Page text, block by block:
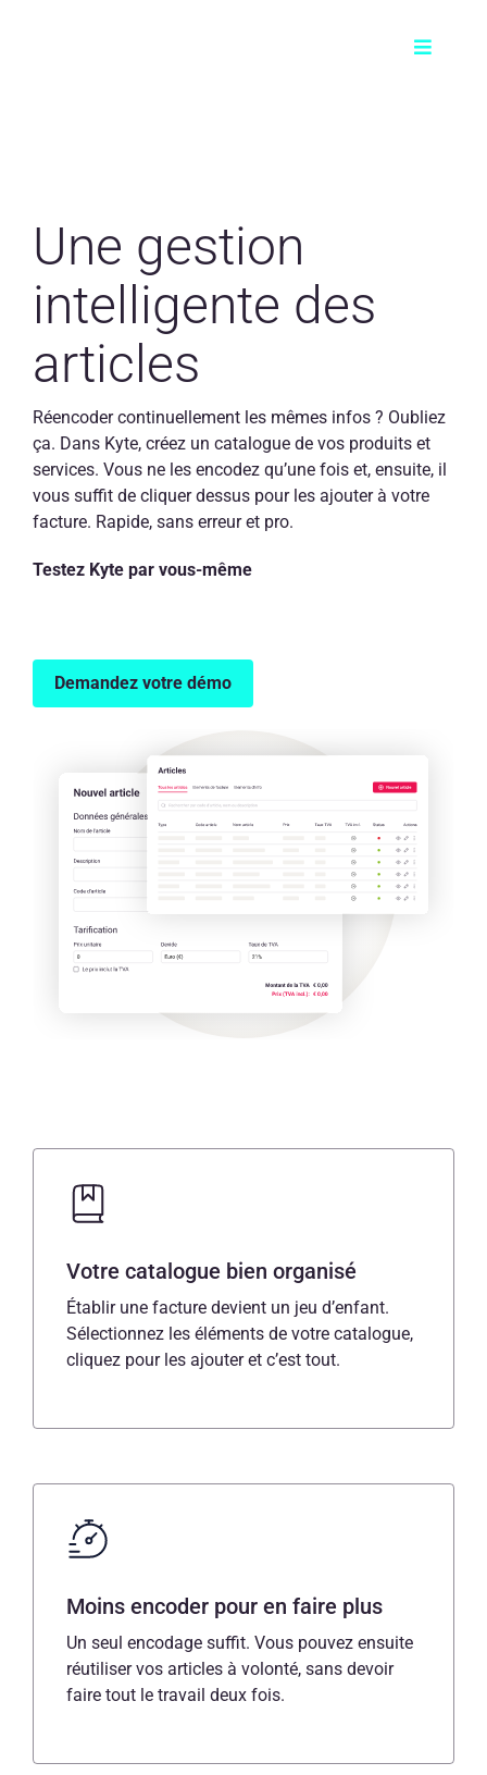
Toggle
Prix
FAQ
FR
Une gestion
intelligente des
articles
Réencoder continuellement les mêmes infos ? Oubliez
ça. Dans Kyte, créez un catalogue de vos produits et
services. Vous ne les encodez qu’une fois et, ensuite, il
vous suffit de cliquer dessus pour les ajouter à votre
facture. Rapide, sans erreur et pro.
Testez Kyte par vous-même
Demandez votre démo
Votre catalogue bien organisé
Établir une facture devient un jeu d’enfant.
Sélectionnez les éléments de votre catalogue,
cliquez pour les ajouter et c’est tout.
Moins encoder pour en faire plus
Un seul encodage suffit. Vous pouvez ensuite
réutiliser vos articles à volonté, sans devoir
faire tout le travail deux fois.